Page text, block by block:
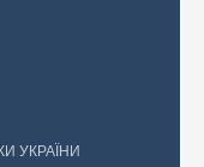
УКРАЇНИ